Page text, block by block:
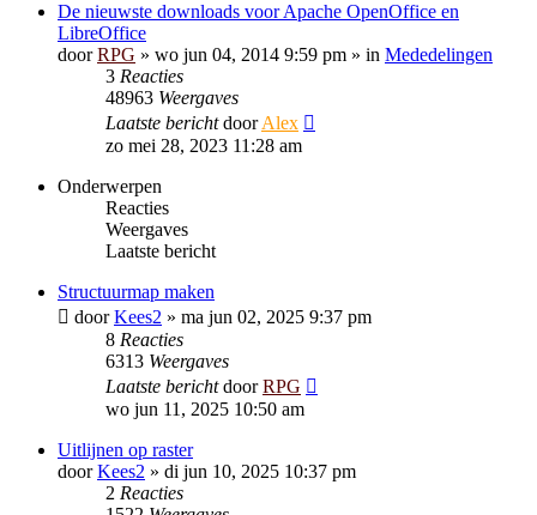
De nieuwste downloads voor Apache OpenOffice en
LibreOffice
doorRPG » wo jun 04, 2014 9:59 pm » in Mededelingen
3 Reacties
48963 Weergaves
Laatste berichtdoorAlex
zo mei 28, 2023 11:28 am
Onderwerpen
Reacties
Weergaves
Laatste bericht
Structuurmap maken
doorKees2 » ma jun 02, 2025 9:37 pm
8 Reacties
6313 Weergaves
Laatste berichtdoorRPG
wo jun 11, 2025 10:50 am
Uitlijnen op raster
doorKees2 » di jun 10, 2025 10:37 pm
2 Reacties